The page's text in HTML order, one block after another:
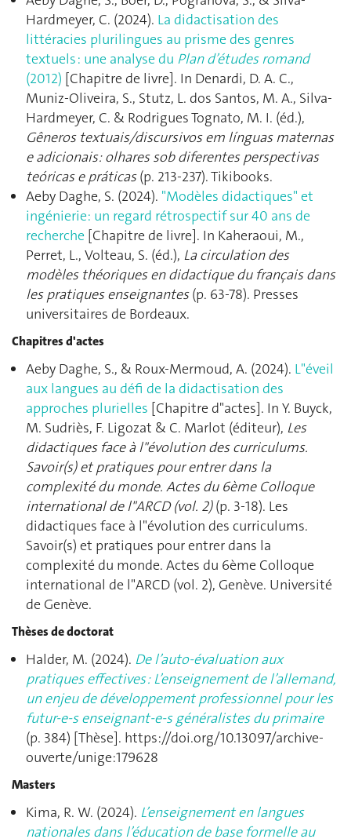
Hardmeyer, C. (2024). La didactisation des
littéracies plurilingues au prisme des genres
textuels : une analyse du Plan d’études romand
(2012) [Chapitre de livre]. In Denardi, D. A. C.,
Muniz-Oliveira, S., Stutz, L. dos Santos, M. A., Silva-
Hardmeyer, C. & Rodrigues Tognato, M. I. (éd.),
Gêneros textuais/discursivos em línguas maternas
e adicionais: olhares sob diferentes perspectivas
teóricas e práticas(p. 213‑237). Tikibooks.
Aeby Daghe, S. (2024). "Modèles didactiques" et
ingénierie: un regard rétrospectif sur 40 ans de
recherche [Chapitre de livre]. In Kaheraoui, M.,
Perret, L., Volteau, S. (éd.), La circulation des
modèles théoriques en didactique du français dans
les pratiques enseignantes(p. 63‑78). Presses
universitaires de Bordeaux.
Chapitres d'actes
Aeby Daghe, S., & Roux-Mermoud, A. (2024). L"éveil
aux langues au défi de la didactisation des
approches plurielles [Chapitre d"actes]. In Y. Buyck,
M. Sudriès, F. Ligozat & C. Marlot (éditeur), Les
didactiques face à l"évolution des curriculums.
Savoir(s) et pratiques pour entrer dans la
complexité du monde. Actes du 6ème Colloque
international de l"ARCD (vol. 2)(p. 3‑18). Les
didactiques face à l"évolution des curriculums.
Savoir(s) et pratiques pour entrer dans la
complexité du monde. Actes du 6ème Colloque
international de l"ARCD (vol. 2), Genève. Université
de Genève.
Thèses de doctorat
Halder, M. (2024). De l’auto-évaluation aux
pratiques effectives : L’enseignement de l’allemand,
un enjeu de développement professionnel pour les
futur-e-s enseignant-e-s généralistes du primaire
(p. 384) [Thèse]. https://doi.org/10.13097/archive-
ouverte/unige:179628
Masters
Kima, R. W. (2024). L’enseignement en langues
nationales dans l’éducation de base formelle au